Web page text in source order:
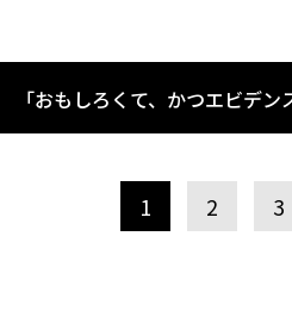
「おもしろくて、かつエビデン
1 2 3